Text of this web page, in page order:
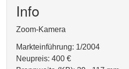
Info
Zoom-Kamera
Markteinführung: 1/2004
Neupreis: 400 €